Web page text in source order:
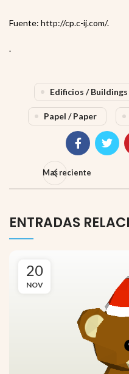
Fuente: http://cp.c-ij.com/.
.
Edificios / Buildings
Papel / Paper
Mas reciente
ENTRADAS
20
NOV